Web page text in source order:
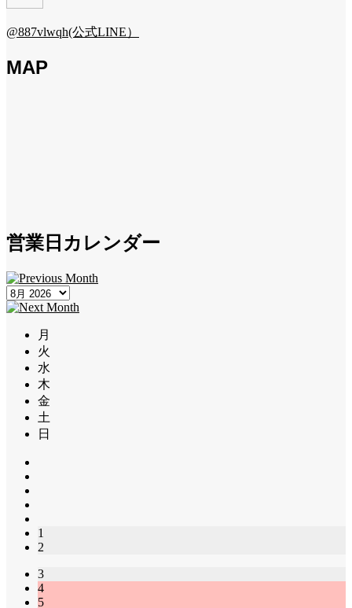
@887vlwqh(公式LINE）
MAP
営業日カレンダー
月
火
水
木
金
土
日
1
2
3
4
5